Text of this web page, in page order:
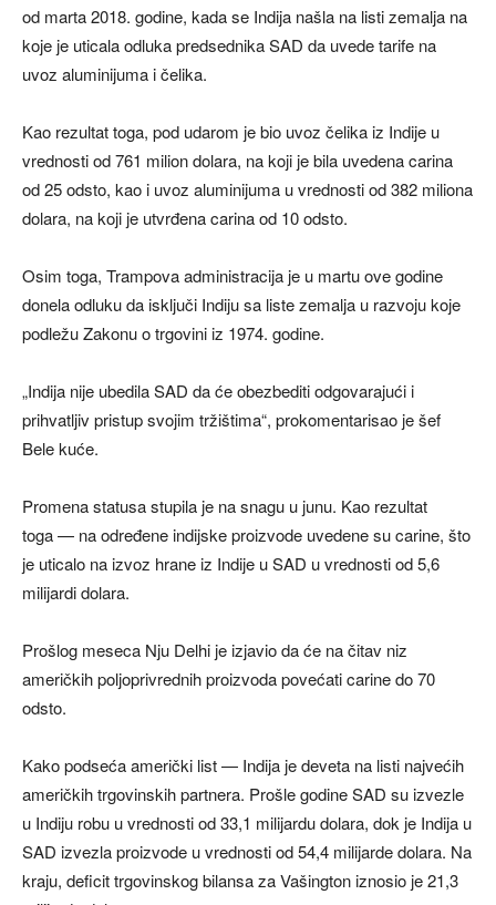
od marta 2018. godine, kada se Indija našla na listi zemalja na
koje je uticala odluka predsednika SAD da uvede tarife na
uvoz aluminijuma i čelika.
Kao rezultat toga, pod udarom je bio uvoz čelika iz Indije u
vrednosti od 761 milion dolara, na koji je bila uvedena carina
od 25 odsto, kao i uvoz aluminijuma u vrednosti od 382 miliona
dolara, na koji je utvrđena carina od 10 odsto.
Osim toga, Trampova administracija je u martu ove godine
donela odluku da isključi Indiju sa liste zemalja u razvoju koje
podležu Zakonu o trgovini iz 1974. godine.
„Indija nije ubedila SAD da će obezbediti odgovarajući i
prihvatljiv pristup svojim tržištima“, prokomentarisao je šef
Bele kuće.
Promena statusa stupila je na snagu u junu. Kao rezultat
toga — na određene indijske proizvode uvedene su carine, što
je uticalo na izvoz hrane iz Indije u SAD u vrednosti od 5,6
milijardi dolara.
Prošlog meseca Nju Delhi je izjavio da će na čitav niz
američkih poljoprivrednih proizvoda povećati carine do 70
odsto.
Kako podseća američki list — Indija je deveta na listi najvećih
američkih trgovinskih partnera. Prošle godine SAD su izvezle
u Indiju robu u vrednosti od 33,1 milijardu dolara, dok je Indija u
SAD izvezla proizvode u vrednosti od 54,4 milijarde dolara. Na
kraju, deficit trgovinskog bilansa za Vašington iznosio je 21,3